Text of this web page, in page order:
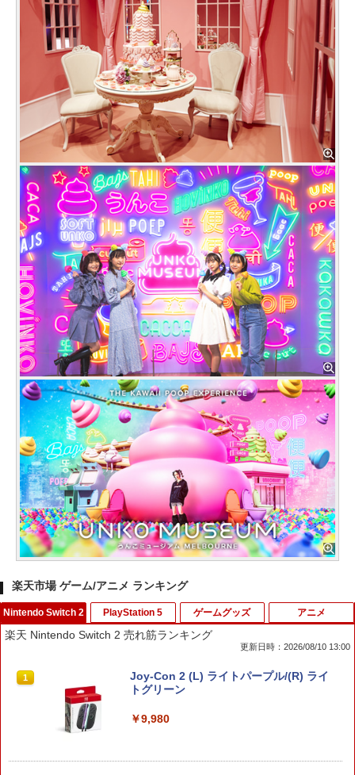
楽天市場 ゲーム/アニメ ランキング
Nintendo Switch 2
楽天 Nintendo Switch 2 売れ筋ランキング
更新日時：2026/08/10 13:00
1
Joy-Con 2 (L) ライトパープル/(R) ライ
トグリーン
￥9,980
PlayStation 5 ゲームグッズ アニメ